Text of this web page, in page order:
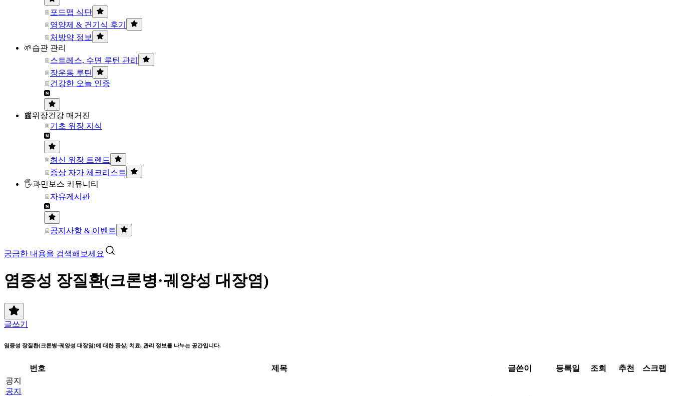
포드맵 식단
영양제 & 건기식 후기
처방약 정보
🌱습관 관리
스트레스, 수면 루틴 관리
장운동 루틴
건강한 오늘 인증
📰위장건강 매거진
기초 위장 지식
최신 위장 트렌드
증상 자가 체크리스트
🖐과민보스 커뮤니티
자유게시판
공지사항 & 이벤트
궁금한 내용을 검색해보세요
염증성 장질환(크론병·궤양성 대장염)
글쓰기
염증성 장질환(크론병·궤양성 대장염)에 대한 증상, 치료, 관리 정보를 나누는 공간입니다.
번호 제목 글쓴이 등록일 조회 추천
스크랩
공지
공지